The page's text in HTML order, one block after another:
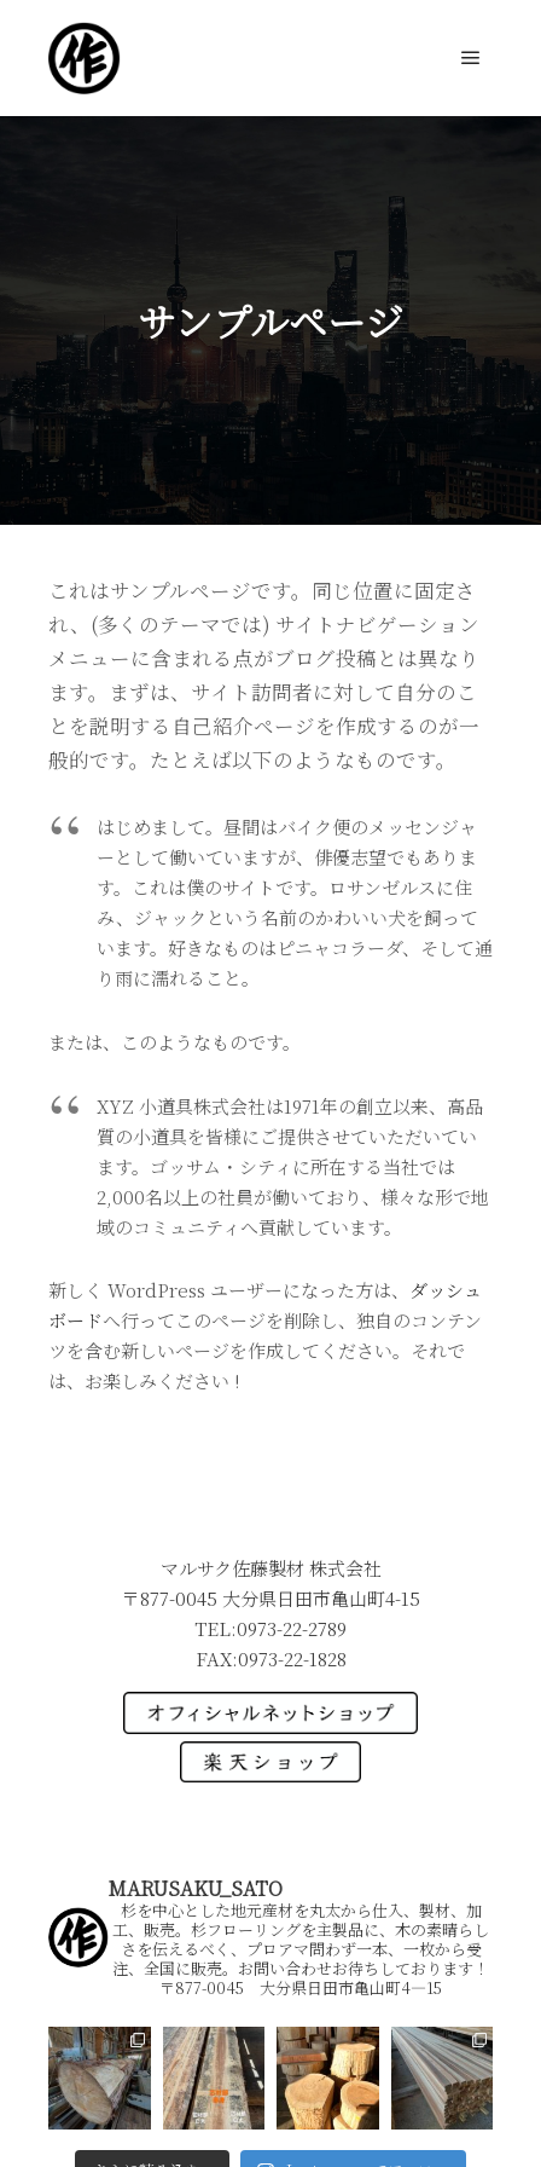
サンプルページ
これはサンプルページです。同じ位置に固定さ
れ、(多くのテーマでは) サイトナビゲーション
メニューに含まれる点がブログ投稿とは異なり
ます。まずは、サイト訪問者に対して自分のこ
とを説明する自己紹介ページを作成するのが一
般的です。たとえば以下のようなものです。
はじめまして。昼間はバイク便のメッセンジャ
ーとして働いていますが、俳優志望でもありま
す。これは僕のサイトです。ロサンゼルスに住
み、ジャックという名前のかわいい犬を飼って
います。好きなものはピニャコラーダ、そして通
り雨に濡れること。
または、このようなものです。
XYZ 小道具株式会社は1971年の創立以来、高品
質の小道具を皆様にご提供させていただいてい
ます。ゴッサム・シティに所在する当社では
2,000名以上の社員が働いており、様々な形で地
域のコミュニティへ貢献しています。
新しく WordPress ユーザーになった方は、 ダッシュ
ボードへ行ってこのページを削除し、独自のコンテン
ツを含む新しいページを作成してください。それで
は、お楽しみください !
マルサク佐藤製材 株式会社
〒877-0045 大分県日田市亀山町4-15
TEL:0973-22-2789
FAX:0973-22-1828
MARUSAKU_SATO
杉を中心とした地元産材を丸太から仕入、製材、加
工、販売。杉フローリングを主製品に、木の素晴らし
さを伝えるべく、プロアマ問わず一本、一枚から受
注、全国に販売。お問い合わせお待ちしております！
〒877-0045 大分県日田市亀山町4―15